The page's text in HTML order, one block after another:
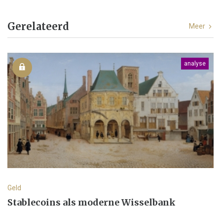
Gerelateerd Meer
analyse
Geld
Stablecoins als moderne Wisselbank